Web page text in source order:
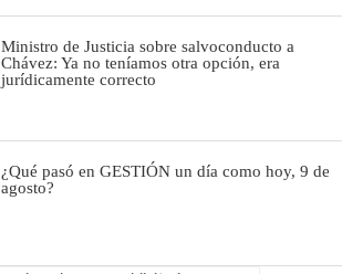
Ministro de Justicia sobre salvoconducto a
Chávez: Ya no teníamos otra opción, era
jurídicamente correcto
¿Qué pasó en GESTIÓN un día como hoy, 9 de
agosto?